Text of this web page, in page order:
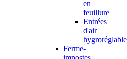
en
feuillure
Entrées
d'air
hygroréglable
Ferme-
impostes